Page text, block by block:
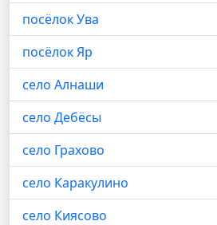
посёлок Ува
посёлок Яр
село Алнаши
село Дебёсы
село Грахово
село Каракулино
село Киясово